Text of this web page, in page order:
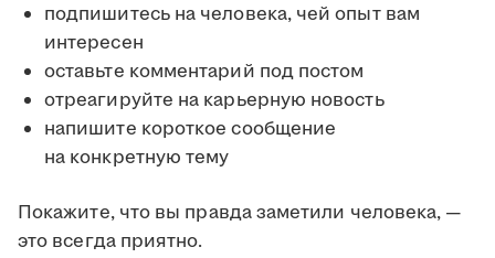
подпишитесь на человека, чей опыт вам
интересен
оставьте комментарий под постом
отреагируйте на карьерную новость
напишите короткое сообщение
на конкретную тему
Покажите, что вы правда заметили человека, —
это всегда приятно.